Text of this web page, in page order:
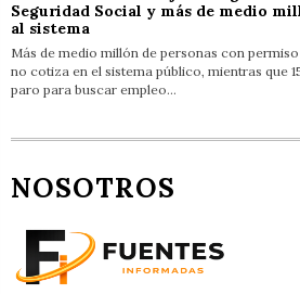
Seguridad Social y más de medio
al sistema
Más de medio millón de personas con
no cotiza en el sistema público, mientras que
paro para buscar empleo…
NOSOTROS